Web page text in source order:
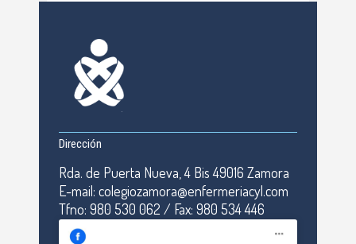
Dirección
Rda. de Puerta Nueva, 4 Bis 49016 Zamora
E-mail: colegiozamora@enfermeriacyl.com
Tfno: 980 530 062 / Fax: 980 534 446